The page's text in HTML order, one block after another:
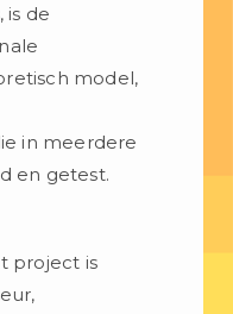
is de
model,
in meerdere
en getest.
project is